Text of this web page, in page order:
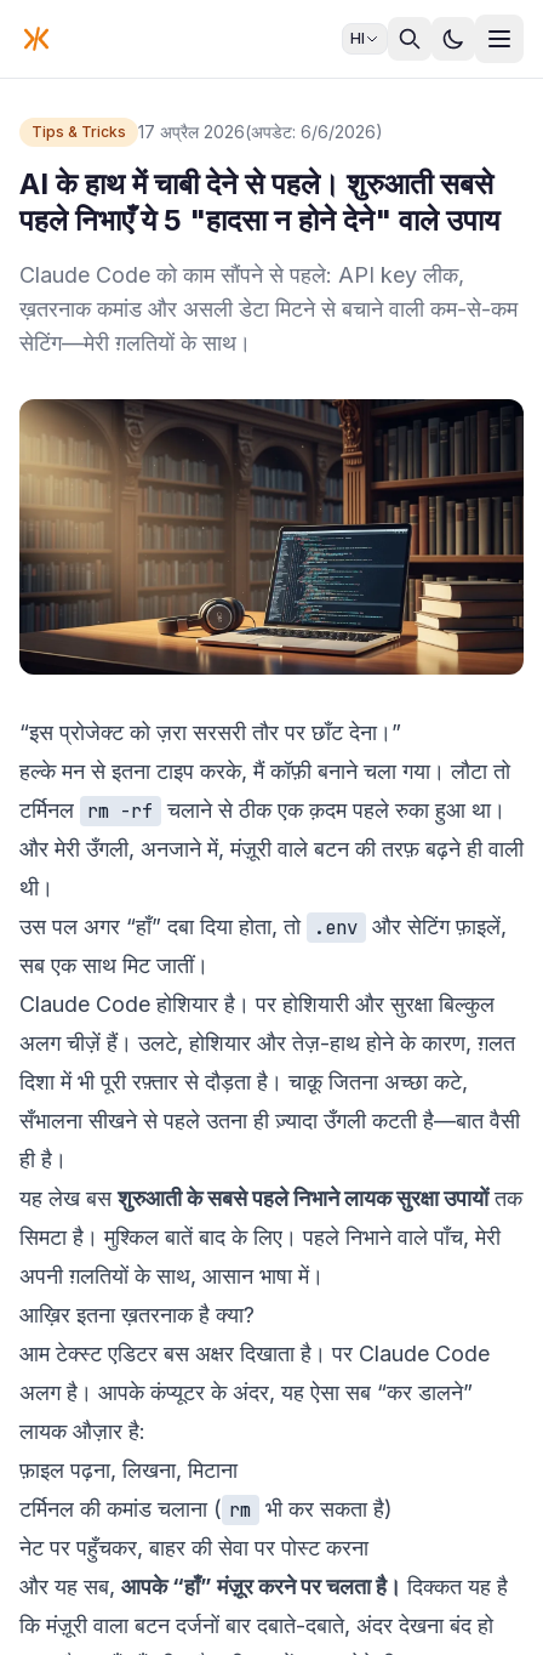
HI
Tips & Tricks 17 अप्रैल 2026(अपडेट: 6/6/2026)
AI के हाथ में चाबी देने से पहले। शुरुआती सबसे
पहले निभाएँ ये 5 "हादसा न होने देने" वाले उपाय
Claude Code को काम सौंपने से पहले: API key लीक,
ख़तरनाक कमांड और असली डेटा मिटने से बचाने वाली कम-से-कम
सेटिंग—मेरी ग़लतियों के साथ।
“इस प्रोजेक्ट को ज़रा सरसरी तौर पर छाँट देना।”
हल्के मन से इतना टाइप करके, मैं कॉफ़ी बनाने चला गया। लौटा तो
टर्मिनल rm -rf चलाने से ठीक एक क़दम पहले रुका हुआ था।
और मेरी उँगली, अनजाने में, मंज़ूरी वाले बटन की तरफ़ बढ़ने ही वाली
थी।
उस पल अगर “हाँ” दबा दिया होता, तो
.env और सेटिंग फ़ाइलें,
सब एक साथ मिट जातीं।
Claude Code होशियार है। पर होशियारी और सुरक्षा बिल्कुल
अलग चीज़ें हैं। उलटे, होशियार और तेज़-हाथ होने के कारण, ग़लत
दिशा में भी पूरी रफ़्तार से दौड़ता है। चाक़ू जितना अच्छा कटे,
सँभालना सीखने से पहले उतना ही ज़्यादा उँगली कटती है—बात वैसी
ही है।
यह लेख बसशुरुआती के सबसे पहले निभाने लायक सुरक्षा उपायोंतक
सिमटा है। मुश्किल बातें बाद के लिए। पहले निभाने वाले पाँच, मेरी
अपनी ग़लतियों के साथ, आसान भाषा में।
आख़िर इतना ख़तरनाक है क्या?
आम टेक्स्ट एडिटर बस अक्षर दिखाता है। पर Claude Code
अलग है। आपके कंप्यूटर के अंदर, यह ऐसा सब “कर डालने”
लायक औज़ार है:
फ़ाइल पढ़ना, लिखना, मिटाना
टर्मिनल की कमांड चलाना ( rm
भी कर सकता है)
नेट पर पहुँचकर, बाहर की सेवा पर पोस्ट करना
और यह सब, आपके “हाँ” मंज़ूर करने पर चलता है। दिक्कत यह है
कि मंज़ूरी वाला बटन दर्जनों बार दबाते-दबाते, अंदर देखना बंद हो